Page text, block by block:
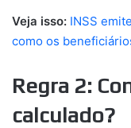
Veja isso: INSS
como os
Regra 2:
calculado?